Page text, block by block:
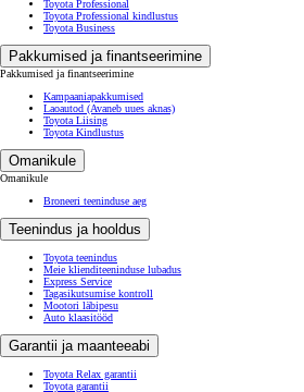
Toyota Professional
Toyota Professional kindlustus
Toyota Business
Pakkumised ja finantseerimine
Pakkumised ja finantseerimine
Kampaaniapakkumised
Laoautod (Avaneb uues aknas)
Toyota Liising
Toyota Kindlustus
Omanikule
Omanikule
Broneeri teeninduse aeg
Teenindus ja hooldus
Toyota teenindus
Meie klienditeeninduse lubadus
Express Service
Tagasikutsumise kontroll
Mootori läbipesu
Auto klaasitööd
Garantii ja maanteeabi
Toyota Relax garantii
Toyota garantii